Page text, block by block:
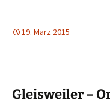
19. März 2015
Gleisweiler –